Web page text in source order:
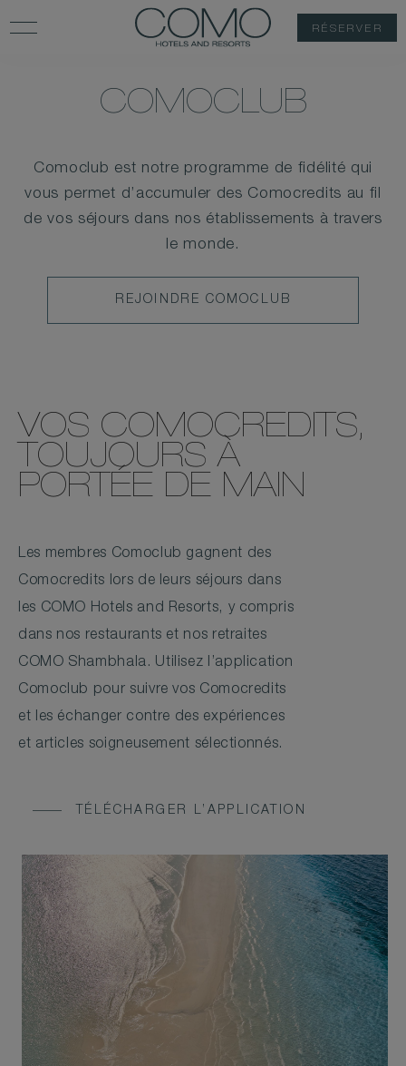
RÉSERVER
COMOCLUB
Comoclub est notre programme de fidélité qui
vous permet d’accumuler des Comocredits au fil
de vos séjours dans nos établissements à travers
le monde.
REJOINDRE
COMOCLUB
REJOINDRE COMOCLUB
VOS COMOCREDITS,
TOUJOURS À
PORTÉE DE MAIN
Les membres Comoclub gagnent des
Comocredits lors de leurs séjours dans
les COMO Hotels and Resorts, y compris
dans nos restaurants et nos retraites
COMO Shambhala. Utilisez l’application
Comoclub pour suivre vos Comocredits
et les échanger contre des expériences
et articles soigneusement sélectionnés.
TÉLÉCHARGER L’APPLICATION